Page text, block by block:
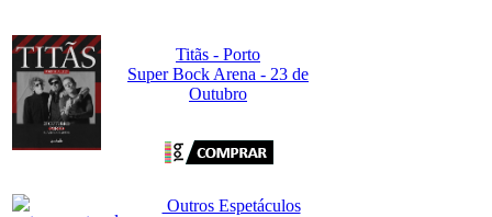
Titãs - Porto
Super Bock Arena - 23 de
Outubro
Outros Espetáculos